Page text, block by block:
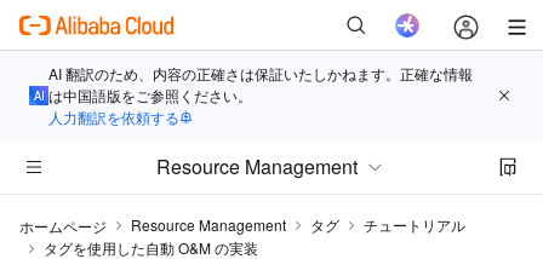
AI 翻訳のため、内容の正確さは保証いたしかねます。正確な情報
は中国語版をご参照ください。
人力翻訳を依頼する
Resource Management
ホームページ Resource Management タグ
チュートリアル
タグを使用した自動 O&M の実装